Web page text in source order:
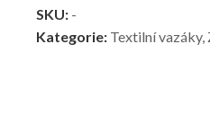
SKU: -
Kategorie: Textilní vazáky,